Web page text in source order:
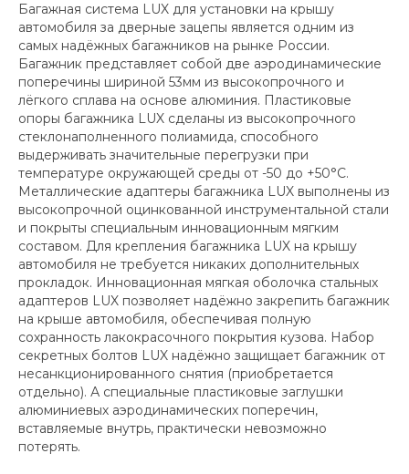
Багажная система LUX для установки на крышу
автомобиля за дверные зацепы является одним из
самых надёжных багажников на рынке России.
Багажник представляет собой две аэродинамические
поперечины шириной 53мм из высокопрочного и
лёгкого сплава на основе алюминия. Пластиковые
опоры багажника LUX сделаны из высокопрочного
стеклонаполненного полиамида, способного
выдерживать значительные перегрузки при
температуре окружающей среды от -50 до +50°C.
Металлические адаптеры багажника LUX выполнены из
высокопрочной оцинкованной инструментальной стали
и покрыты специальным инновационным мягким
составом. Для крепления багажника LUX на крышу
автомобиля не требуется никаких дополнительных
прокладок. Инновационная мягкая оболочка стальных
адаптеров LUX позволяет надёжно закрепить багажник
на крыше автомобиля, обеспечивая полную
сохранность лакокрасочного покрытия кузова. Набор
секретных болтов LUX надёжно защищает багажник от
несанкционированного снятия (приобретается
отдельно). А специальные пластиковые заглушки
алюминиевых аэродинамических поперечин,
вставляемые внутрь, практически невозможно
потерять.